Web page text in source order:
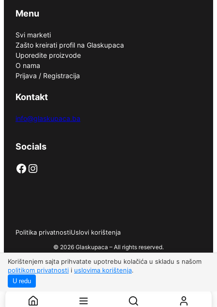
Korištenjem sajta prihvatate upotrebu kolačića u skladu s našom
politikom privatnosti i uslovima korištenja.
U redu
Menu
Svi marketi
Zašto kreirati profil na Glaskupaca
Uporedite proizvode
O nama
Prijava / Registracija
Kontakt
info@glaskupaca.ba
Socials
Facebook Instagram
Politika privatnostiUslovi korištenja
© 2026 Glaskupaca – All rights reserved.